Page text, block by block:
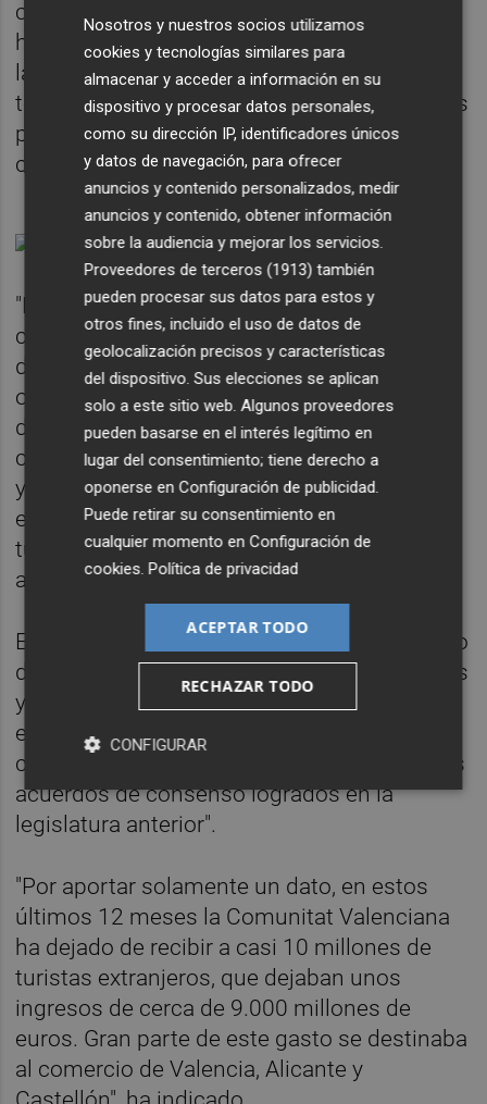
compras online de nuestros clientes, que se
han acostumbrado a realizar cómodamente
las compras durante su tiempo de
teletrabajo. A ello debemos sumar las ventas
perdidas a turistas que esperamos
comenzar a recuperar este verano".
"Hoy en día cualquier persona puede
comprar lo que quiera, 365 días al año
durante las 24 horas del día en el canal
online. Es un proceso irreversible, que nos
debe llevar a una reordenación de la política
comercial, compatibilizando comercio físico
y digital en todos los formatos, sin olvidar
esa gran fuente de ingresos que aportan los
turistas que nos volverán a visitar", ha
añadido.
El portavoz de Anged ha expresado su deseo
de que las administraciones públicas locales
y autonómicas "sean sensibles al gran
esfuerzo que ha realizado el sector del
comercio en general, y den continuidad a los
acuerdos de consenso logrados en la
legislatura anterior".
"Por aportar solamente un dato, en estos
últimos 12 meses la Comunitat Valenciana
ha dejado de recibir a casi 10 millones de
turistas extranjeros, que dejaban unos
ingresos de cerca de 9.000 millones de
euros. Gran parte de este gasto se destinaba
al comercio de Valencia, Alicante y
Nosotros y nuestros socios utilizamos
cookies y tecnologías similares para
almacenar y acceder a información en su
dispositivo y procesar datos personales,
como su dirección IP, identificadores únicos
y datos de navegación, para ofrecer
anuncios y contenido personalizados, medir
anuncios y contenido, obtener información
sobre la audiencia y mejorar los servicios.
Proveedores de terceros (1913) también
pueden procesar sus datos para estos y
otros fines, incluido el uso de datos de
geolocalización precisos y características
del dispositivo. Sus elecciones se aplican
solo a este sitio web. Algunos proveedores
pueden basarse en el interés legítimo en
lugar del consentimiento; tiene derecho a
oponerse enConfiguración de publicidad.
Puede retirar su consentimiento en
cualquier momento enConfiguración de
cookies.Política de privacidad
ACEPTAR TODO
RECHAZAR TODO
CONFIGURAR